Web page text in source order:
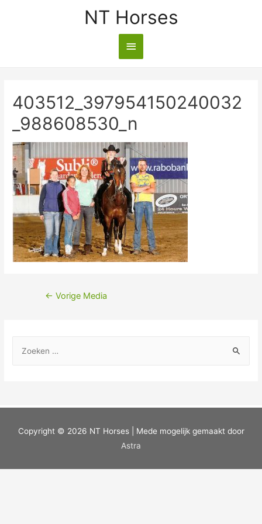
NT Horses
403512_397954150240032
_988608530_n
← Vorige Media
Copyright © 2026 NT Horses| Mede mogelijk gemaakt door
Astra